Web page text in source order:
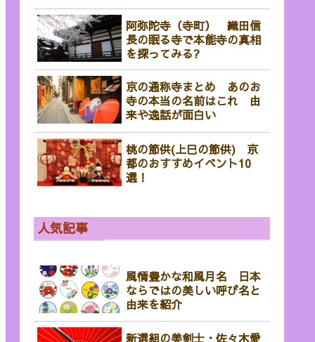
阿弥陀寺（寺町） 織田信
長の眠る寺で本能寺の真相
を探ってみる?
京の通称寺まとめ あのお
寺の本当の名前はこれ 由
来や逸話が面白い
桃の節供(上巳の節供) 京
都のおすすめイベント10
選！
人気記事
風情豊かな和風月名 日本
ならではの美しい呼び名と
由来を紹介
新選組の美剣士・佐々木愛